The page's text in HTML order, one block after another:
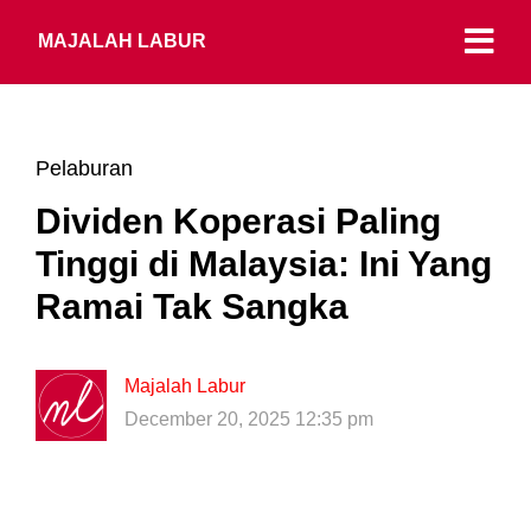
MAJALAH LABUR
Pelaburan
Dividen Koperasi Paling
Tinggi di Malaysia: Ini Yang
Ramai Tak Sangka
Majalah Labur
December 20, 2025 12:35 pm